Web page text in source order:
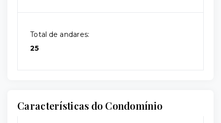
Total de andares:
25
Características do Condomínio